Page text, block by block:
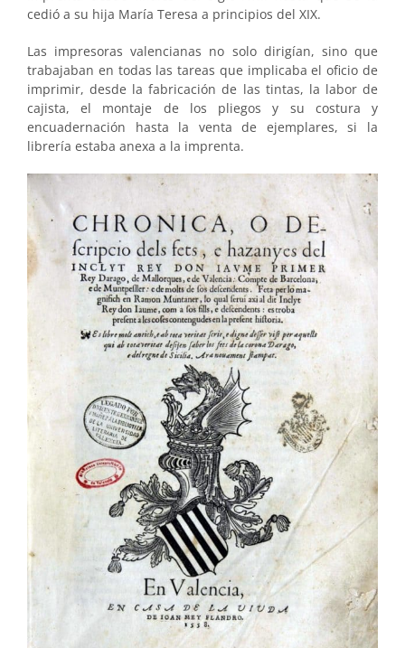
cedió a su hija María Teresa a principios del XIX.
Las impresoras valencianas no solo dirigían, sino que
trabajaban en todas las tareas que implicaba el oficio de
imprimir, desde la fabricación de las tintas, la labor de
cajista, el montaje de los pliegos y su costura y
encuadernación hasta la venta de ejemplares, si la
librería estaba anexa a la imprenta.